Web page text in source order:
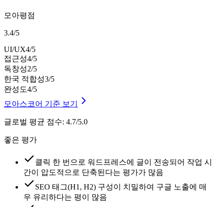
모아평점
3.4/5
UI/UX4/5
접근성4/5
독창성2/5
한국 적합성3/5
완성도4/5
모아스코어 기준 보기
글로벌 평균 점수: 4.7/5.0
좋은 평가
클릭 한 번으로 워드프레스에 글이 전송되어 작업 시
간이 압도적으로 단축된다는 평가가 많음
SEO 태그(H1, H2) 구성이 치밀하여 구글 노출에 매
우 유리하다는 평이 많음